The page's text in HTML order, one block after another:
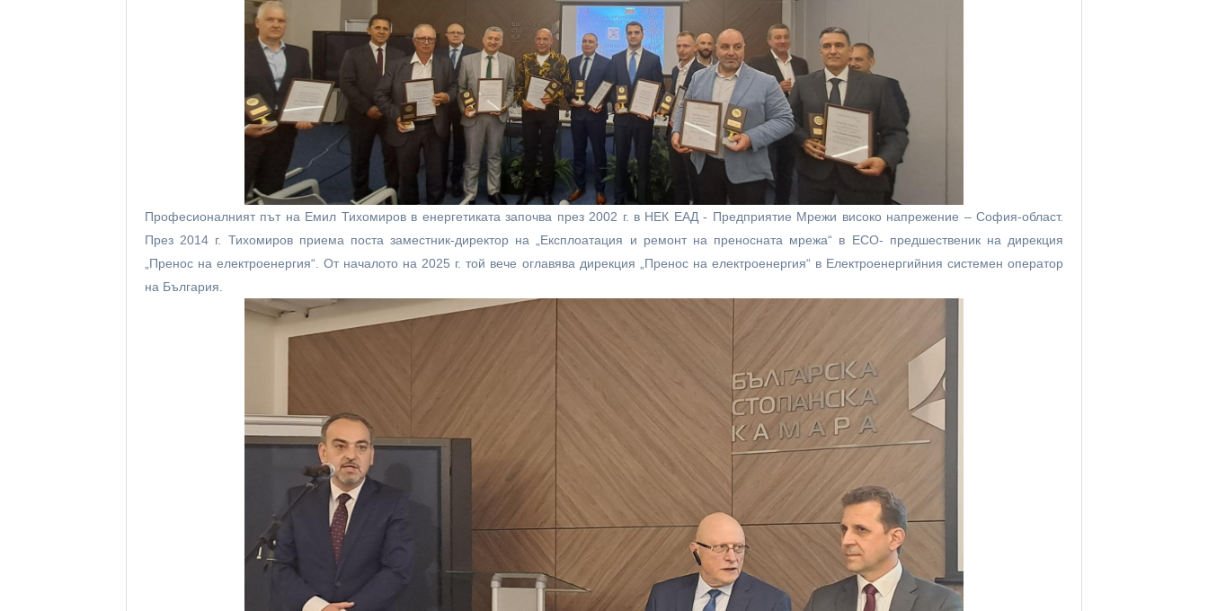
Професионалният път на Емил Тихомиров в енергетиката започва през 2002 г. в НЕК ЕАД - Предприятие Мрежи високо напрежение – София-област.
През 2014 г. Тихомиров приема поста заместник-директор на „Експлоатация и ремонт на преносната мрежа“ в ЕСО- предшественик на дирекция
„Пренос на електроенергия“. От началото на 2025 г. той вече оглавява дирекция „Пренос на електроенергия“ в Електроенергийния системен оператор
на България.